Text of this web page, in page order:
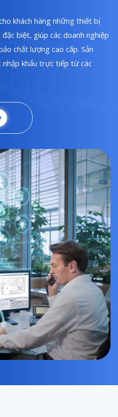
khách hàng những thiết bị
biệt, giúp các doanh nghiệp
chất lượng cao cấp. Sản
nhập khẩu trực tiếp từ các